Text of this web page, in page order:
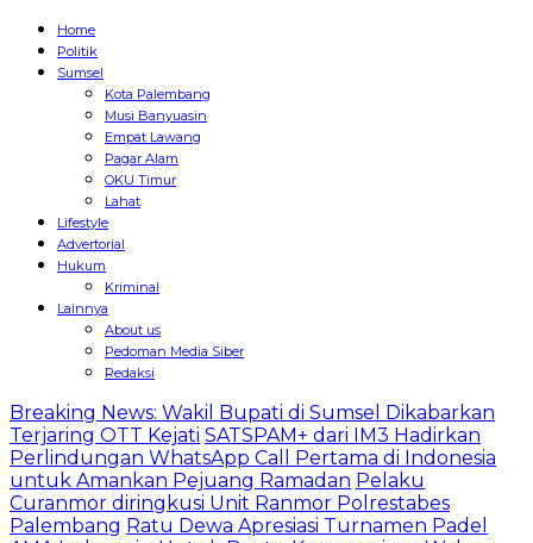
Home
Politik
Sumsel
Kota Palembang
Musi Banyuasin
Empat Lawang
Pagar Alam
OKU Timur
Lahat
Lifestyle
Advertorial
Hukum
Kriminal
Lainnya
About us
Pedoman Media Siber
Redaksi
Breaking News: Wakil Bupati di Sumsel Dikabarkan
Terjaring OTT Kejati SATSPAM+ dari IM3 Hadirkan
Perlindungan WhatsApp Call Pertama di Indonesia
untuk Amankan Pejuang Ramadan Pelaku
Curanmor diringkusi Unit Ranmor Polrestabes
Palembang Ratu Dewa Apresiasi Turnamen Padel